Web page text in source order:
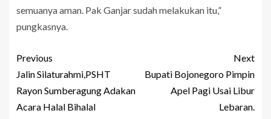
semuanya aman. Pak Ganjar sudah melakukan itu,”
pungkasnya.
Previous
Jalin Silaturahmi,PSHT
Rayon Sumberagung Adakan
Acara Halal Bihalal
Next
Bupati Bojonegoro Pimpin
Apel Pagi Usai Libur
Lebaran.